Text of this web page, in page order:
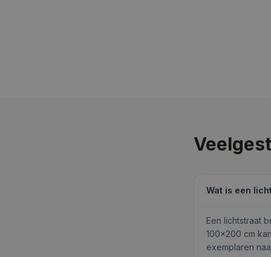
Wat is een
Een lichtstraat
100×200 cm
exemplaren